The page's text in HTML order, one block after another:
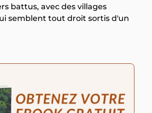
battus, avec des villages
semblent tout droit sortis d'un